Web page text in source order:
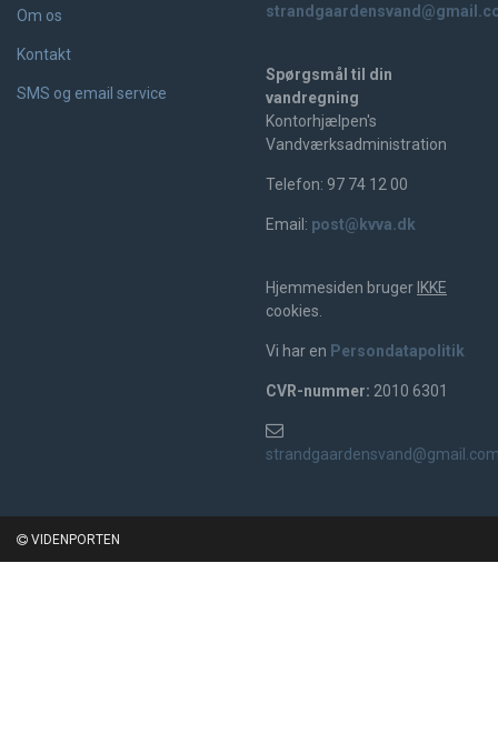
Om os
Kontakt
SMS og email service
Spørgsmål til din
vandregning
Kontorhjælpen's
Vandværksadministration
Telefon: 97 74 12 00
Email: post@kvva.dk
Hjemmesiden bruger IKKE
cookies.
Vi har en Persondatapolitik
CVR-nummer: 2010 6301
VIDENPORTEN